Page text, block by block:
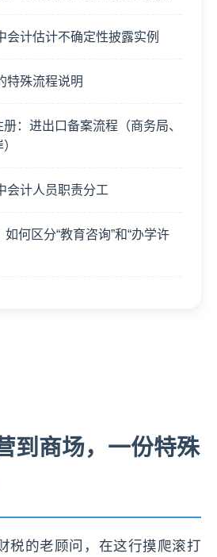
到商场，一份特殊
税的老顾问，在这行摸爬滚打
会计估计不确定性披露实例
特殊流程说明
：进出口备案流程（商务局、
会计人员职责分工
何区分“教育咨询”和“办学许